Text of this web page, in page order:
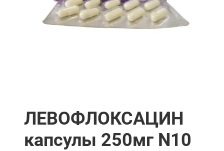
ЛЕВОФЛОКСАЦИН
капсулы 250мг N10